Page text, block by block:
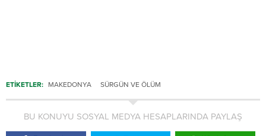
ETİKETLER: MAKEDONYA SÜRGÜN VE ÖLÜM
BU KONUYU SOSYAL MEDYA HESAPLARINDA PAYLAŞ